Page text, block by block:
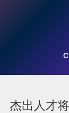
杰出人才